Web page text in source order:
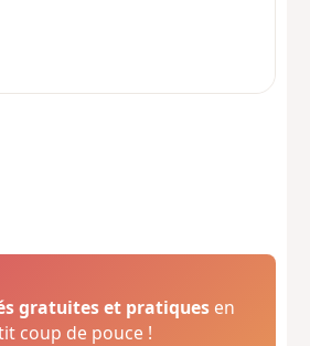
gratuites et pratiques en
coup de pouce !